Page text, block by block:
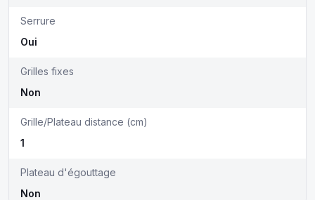
Serrure
Oui
Grilles fixes
Non
Grille/Plateau distance (cm)
1
Plateau d'égouttage
Non